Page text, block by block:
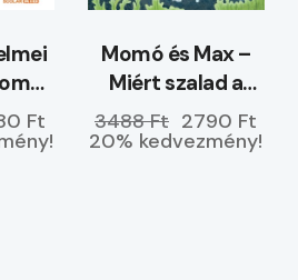
Ft
Momó és Max –
Miért szalad a
tenger a partra?
3488 Ft 2790 Ft
20% kedvezmény!